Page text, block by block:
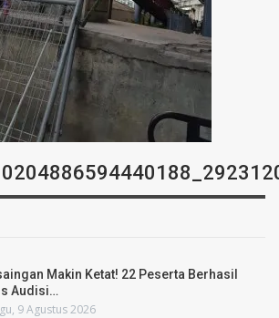
Makin Ketat! 22 Peserta Berhasil
Audisi…
9 Agustus 2026